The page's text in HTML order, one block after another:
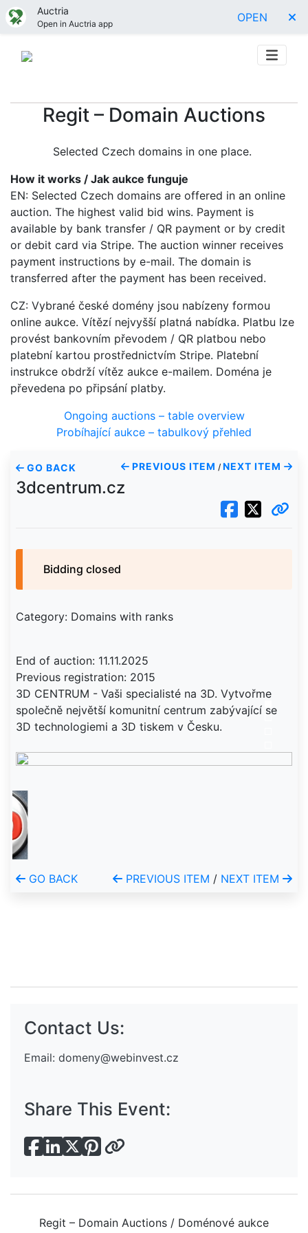
Auctria
Open in Auctria app OPEN
Regit – Domain Auctions
Selected Czech domains in one place.
How it works / Jak aukce funguje
EN: Selected Czech domains are offered in an online
auction. The highest valid bid wins. Payment is
available by bank transfer / QR payment or by credit
or debit card via Stripe. The auction winner receives
payment instructions by e-mail. The domain is
transferred after the payment has been received.
CZ: Vybrané české domény jsou nabízeny formou
online aukce. Vítězí nejvyšší platná nabídka. Platbu lze
provést bankovním převodem / QR platbou nebo
platební kartou prostřednictvím Stripe. Platební
instrukce obdrží vítěz aukce e-mailem. Doména je
převedena po připsání platby.
Ongoing auctions – table overview
Probíhající aukce – tabulkový přehled
GO BACK PREVIOUS ITEM / NEXT ITEM
3dcentrum.cz
Bidding closed
Category: Domains with ranks
End of auction: 11.11.2025
Previous registration: 2015
3D CENTRUM - Vaši specialisté na 3D. Vytvořme
společně největší komunitní centrum zabývající se
3D technologiemi a 3D tiskem v Česku.
GO BACK PREVIOUS ITEM / NEXT ITEM
Contact Us:
Email: domeny@webinvest.cz
Share This Event:
Regit – Domain Auctions / Doménové aukce